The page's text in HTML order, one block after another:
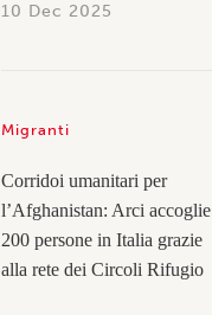
10 Dec 2025
Migranti
Corridoi umanitari per
l’Afghanistan: Arci accoglie
200 persone in Italia grazie
alla rete dei Circoli Rifugio